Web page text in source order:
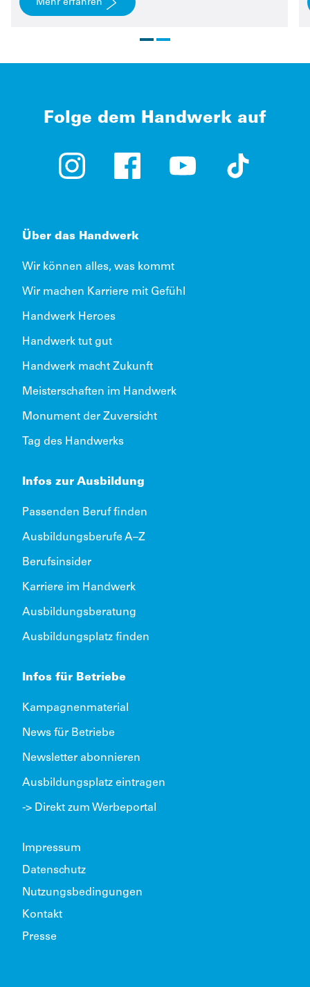
Mehr erfahren
Folge dem Handwerk auf
Instagram (öffnet in neuem Tab)
Facebook (öffnet in neuem Tab)
YouTube (öffnet in
TikTok
Über das Handwerk
Wir können alles, was kommt
Wir machen Karriere mit Gefühl
Handwerk Heroes
Handwerk tut gut
Handwerk macht Zukunft
Meisterschaften im Handwerk
Monument der Zuversicht
Tag des Handwerks
Infos zur Ausbildung
Passenden Beruf finden
Ausbildungsberufe A–Z
Berufsinsider
Karriere im Handwerk
Ausbildungsberatung
Ausbildungsplatz finden
Infos für Betriebe
Kampagnenmaterial
News für Betriebe
Newsletter abonnieren
Ausbildungsplatz eintragen
-> Direkt zum Werbeportal
Impressum
Datenschutz
Nutzungsbedingungen
Kontakt
Presse